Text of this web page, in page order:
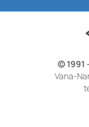
© 1991
Vana-